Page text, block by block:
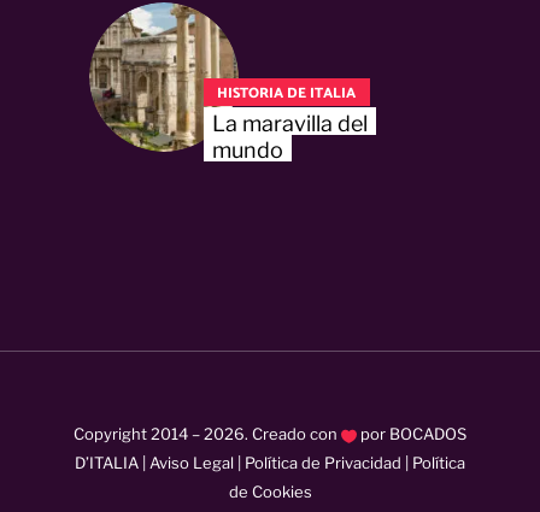
HISTORIA DE ITALIA
La maravilla del
mundo
Copyright 2014 –2026. Creado con por BOCADOS
D’ITALIA Aviso Legal Política de Privacidad
Política
de Cookies